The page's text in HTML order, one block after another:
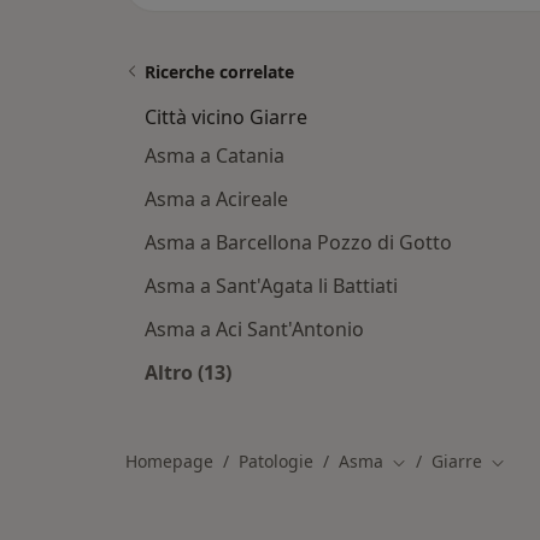
Ricerche correlate
Città vicino Giarre
Asma a Catania
Asma a Acireale
Asma a Barcellona Pozzo di Gotto
Asma a Sant'Agata li Battiati
Asma a Aci Sant'Antonio
Altro (13)
Homepage Patologie Asma Cambia città
Giarre